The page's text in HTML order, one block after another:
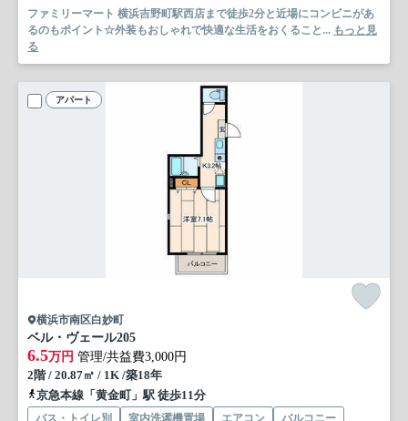
ファミリーマート 横浜吉野町駅西店まで徒歩2分と近場にコンビニがあ
るのもポイント☆外装もおしゃれで快適な生活をおくること... もっと見
る
アパート
横浜市南区白妙町
ベル・ヴェール205
6.5万円 管理/共益費3,000円
2階 / 20.87㎡ / 1K /築18年
京急本線「黄金町」駅 徒歩11分
バス・トイレ別 室内洗濯機置場 エアコン
バルコニー